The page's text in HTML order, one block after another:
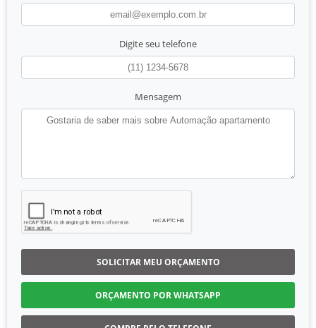
Digite seu telefone
Mensagem
SOLICITAR MEU ORÇAMENTO
ORÇAMENTO POR WHATSAPP